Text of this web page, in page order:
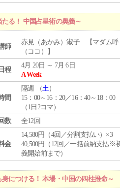
る！ 中国占星術の奥義～
師
赤見（あかみ）淑子 【マダム呼
（ココ）】
日程
4月 20日 ～ 7月 6日
A Week
間
隔週 （土）
15：00～16：20／16：40～18：00
（1日2コマ）
数
全12回
金
14,580円（4回／分割支払い）×3
40,500円（12回／一括前納支払※
義開始前まで）
につける！ 本場・中国の四柱推命～